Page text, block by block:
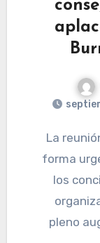
La reunión, que se celebrará mañana de
forma
los
pleno